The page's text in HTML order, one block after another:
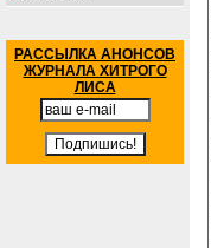
РАССЫЛКА АНОНСОВ
ЖУРНАЛА ХИТРОГО
ЛИСА